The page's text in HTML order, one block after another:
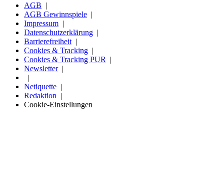
AGB
AGB Gewinnspiele
Impressum
Datenschutzerklärung
Barrierefreiheit
Cookies & Tracking
Cookies & Tracking PUR
Newsletter
Netiquette
Redaktion
Cookie-Einstellungen